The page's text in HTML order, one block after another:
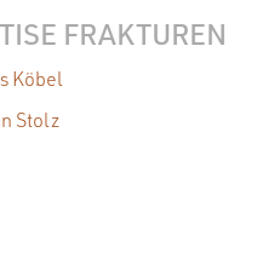
FRAKTUREN
Köbel
Stolz